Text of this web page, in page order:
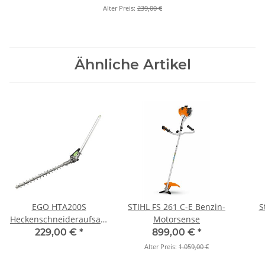
Alter Preis: 239,00 €
Ähnliche Artikel
EGO HTA200S
Heckenschneideraufsatz
51cm für PH1400E
229,00 € *
STIHL FS 261 C-E Benzin-
Motorsense
899,00 € *
Alter Preis: 1.059,00 €